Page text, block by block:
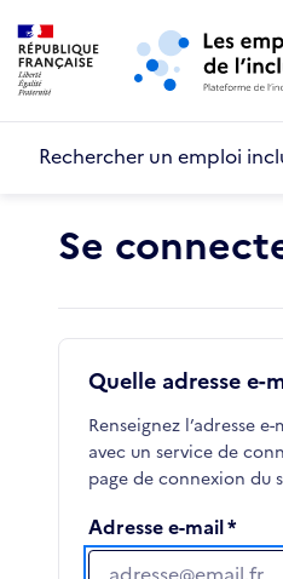
Aller au menu principal
Rechercher un emploi
Se
Quelle adresse e-
Renseignez l’adresse
avec un service de
page de connexion du
Adresse e-mail
Adresse e-mail